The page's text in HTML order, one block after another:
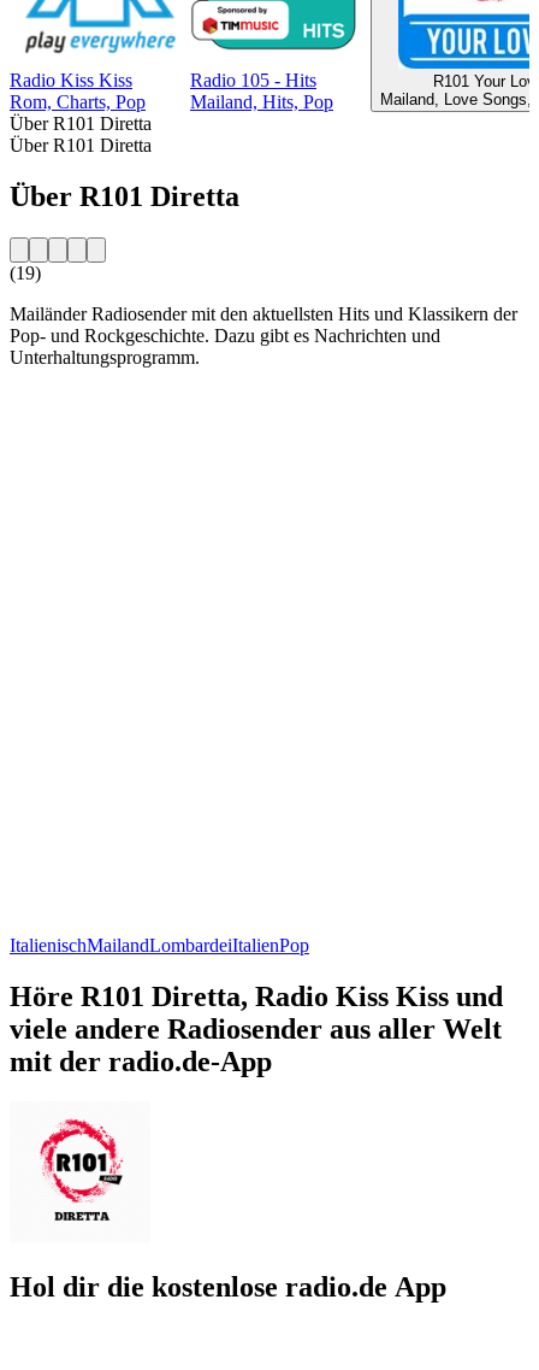
Radio Kiss Kiss
Rom, Charts, Pop
Radio 105 - Hits
Mailand, Hits, Pop
R101 Your
Mailand, Love Songs,
Über R101 Diretta
Über R101 Diretta
Über R101 Diretta
(19)
Mailänder Radiosender mit den aktuellsten Hits und Klassikern der
Pop- und Rockgeschichte. Dazu gibt es Nachrichten und
Unterhaltungsprogramm.
ItalienischMailandLombardeiItalienPop
Höre R101 Diretta, Radio Kiss Kiss und
viele andere Radiosender aus aller Welt
mit der radio.de-App
Hol dir die kostenlose radio.de App